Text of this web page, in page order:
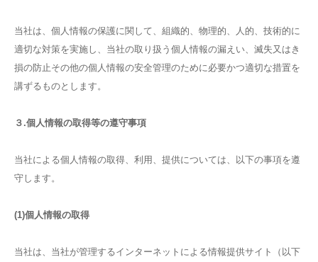
当社は、個人情報の保護に関して、組織的、物理的、人的、技術的に
適切な対策を実施し、当社の取り扱う個人情報の漏えい、滅失又はき
損の防止その他の個人情報の安全管理のために必要かつ適切な措置を
講ずるものとします。
３.個人情報の取得等の遵守事項
当社による個人情報の取得、利用、提供については、以下の事項を遵
守します。
(1)個人情報の取得
当社は、当社が管理するインターネットによる情報提供サイト（以下